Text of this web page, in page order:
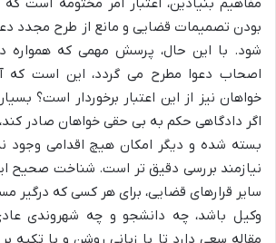
بودن تصمیمات قضایی و مانع از طرح مجدد
شود. با این حال، پرسش مهمی که همواره
اصحاب دعوا مطرح می گردد، این است که
خواهان نیز از این اعتبار برخوردار است؟
اگر دادگاهی حکم به بی حقی خواهان صادر
بسته شده و دیگر امکان هیچ اقدامی وجود
نیازمند بررسی دقیق تر است. شناخت صحیح
سایر قرارهای قضایی، برای هر کسی که درگیر
وکیل باشد، چه دانشجو و چه شهروندی
مقاله سعی دارد تا با زبانی روشن و با تکیه